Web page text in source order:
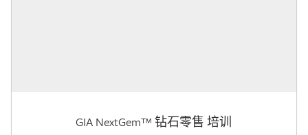
GIA NextGem™ 钻石零售 培训